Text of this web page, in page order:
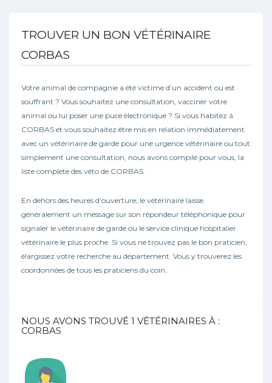
TROUVER UN BON VÉTÉRINAIRE
CORBAS
Votre animal de compagnie a été victime d’un accident ou est
souffrant ? Vous souhaitez une consultation, vacciner votre
animal ou lui poser une puce électronique ? Si vous habitez à
CORBAS et vous souhaitez être mis en relation immédiatement
avec un vétérinaire de garde pour une urgence vétérinaire ou tout
simplement une consultation, nous avons compilé pour vous, la
liste complète des véto de CORBAS.
En dehors des heures d’ouverture, le vétérinaire laisse
généralement un message sur son répondeur téléphonique pour
signaler le vétérinaire de garde ou le service clinique hospitalier
vétérinaire le plus proche. Si vous ne trouvez pas le bon praticien,
élargissez votre recherche au département. Vous y trouverez les
coordonnées de tous les praticiens du coin.
NOUS AVONS TROUVÉ 1 VÉTÉRINAIRES À :
CORBAS